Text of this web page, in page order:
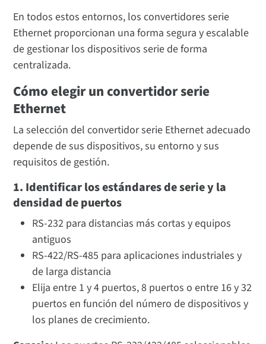
En todos estos entornos, los convertidores serie
Ethernet proporcionan una forma segura y escalable
de gestionar los dispositivos serie de forma
centralizada.
Cómo elegir un convertidor serie
Ethernet
La selección del convertidor serie Ethernet adecuado
depende de sus dispositivos, su entorno y sus
requisitos de gestión.
1. Identificar los estándares de serie y la
densidad de puertos
RS-232 para distancias más cortas y equipos
antiguos
RS-422/RS-485 para aplicaciones industriales y
de larga distancia
Elija entre 1 y 4 puertos, 8 puertos o entre 16 y 32
puertos en función del número de dispositivos y
los planes de crecimiento.